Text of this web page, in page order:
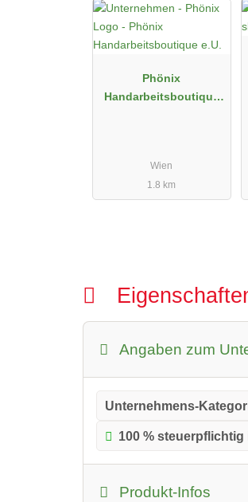
Phönix
Handarbeitsboutique
Wien
1.8 km
Angaben zum
Unternehmens-
100 % steuerpflichtig
Produkt-Infos